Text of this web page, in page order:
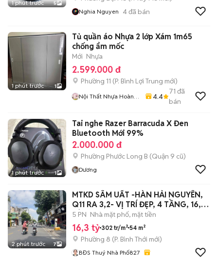
1 phút trước 5
Nghia Nguyen 4đã bán
1 phút trước 1
Tủ quần áo Nhựa 2 lớp Xám 1m65
chống ẩm mốc
Mới Nhựa
2.599.000 đ
Phường 11 (P. Bình Lợi Trung mới)
Nội Thất Nhựa Hoàng
4.4
71 đã
bán
1 phút trước 1
Tai nghe Razer Barracuda X Đen
Bluetooth Mới 99%
2.000.000 đ
Phường Phước Long B (Quận 9 cũ)
Dương
2 phút trước 7
MTKD SÂM UẤT -HÀN HẢI NGUYÊN,
Q11 RA 3,2- VỊ TRÍ ĐẸP, 4 TẦNG, 16,3
TỶ
5 PN Nhà mặt phố, mặt tiền
16,3 tỷ 302 tr/m² 54 m²
Phường 8 (P. Bình Thới mới)
BĐS Thuý Nhà Phố827